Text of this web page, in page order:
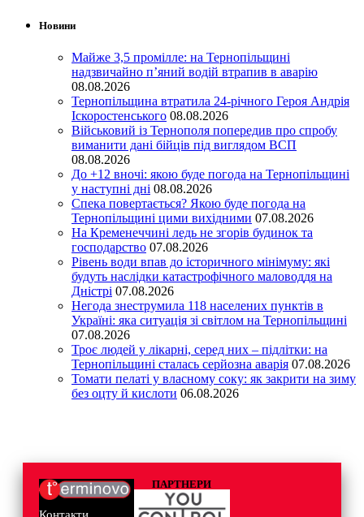
Новини
Майже 3,5 промілле: на Тернопільщині
надзвичайно п’яний водій втрапив в аварію
08.08.2026
Тернопільщина втратила 24-річного Героя Андрія
Іскоростенського 08.08.2026
Військовий із Тернополя попередив про спробу
виманити дані бійців під виглядом ВСП
08.08.2026
До +12 вночі: якою буде погода на Тернопільщині
у наступні дні 08.08.2026
Спека повертається? Якою буде погода на
Тернопільщині цими вихідними 07.08.2026
На Кременеччині ледь не згорів будинок та
господарство 07.08.2026
Рівень води впав до історичного мінімуму: які
будуть наслідки катастрофічного маловоддя на
Дністрі 07.08.2026
Негода знеструмила 118 населених пунктів в
Україні: яка ситуація зі світлом на Тернопільщині
07.08.2026
Троє людей у лікарні, серед них – підлітки: на
Тернопільщині сталась серйозна аварія 07.08.2026
Томати пелаті у власному соку: як закрити на зиму
без оцту й кислоти 06.08.2026
Контакти
ПАРТНЕРИ